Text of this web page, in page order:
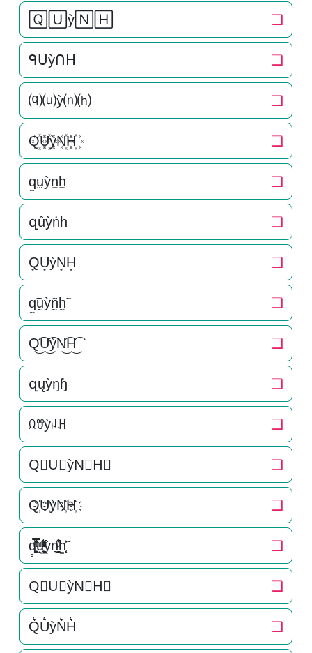
🅀🅄ỳ🄽🄷 ❏
ᑫᑌỳᑎᕼ ❏
⒬⒰ỳ⒩⒣ ❏
Q꙰U꙰ỳN꙰H꙰ ❏
q̫u̫ỳn̫h̫ ❏
զȗỳṅһ ❏
Q͙U͙ỳN͙H͙ ❏
q̰̃ṵ̃ỳñ̰h̰̃ ❏
Q͜͡U͜͡ỳN͜͡H͜͡ ❏
զųỳŋɧ ❏
ꆰꀎỳꈤꃅ ❏
Q⃟U⃟ỳN⃟H⃟ ❏
Q҉U҉ỳN҉H҉ ❏
q̥̳̭̘̳͔̹̄ͫ̔̌ͭ̿̓ͅu̟͎̲͕̼̳͉̲ͮͫͭ̋ͭ͛ͣ̈ỳn͉̠̙͉̗̺̋̋̔ͧ̊h͚̖̜̍̃͐ ❏
Q⃗U⃗ỳN⃗H⃗ ❏
Q͛U͛ỳN͛H͛ ❏